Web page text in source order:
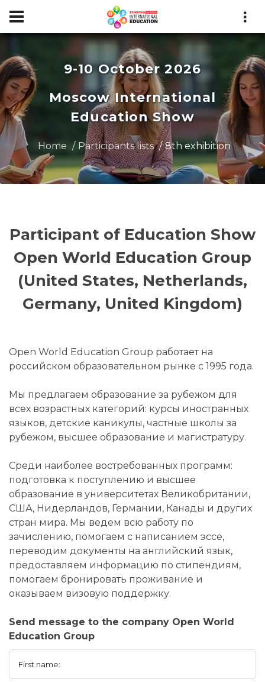
9-10 October 2026
Moscow International
Education Show
Home Participants lists 8th exhibition
Participant of Education Show
Open World Education Group
(United States, Netherlands,
Germany, United Kingdom)
Open World Education Group работает на
российском образовательном рынке с 1995 года.
Мы предлагаем образование за рубежом для
всех возрастных категорий: курсы иностранных
языков, детские каникулы, частные школы за
рубежом, высшее образование и магистратуру.
Среди наиболее востребованных программ:
подготовка к поступлению и высшее
образование в университетах Великобритании,
США, Нидерландов, Германии, Канады и других
стран мира. Мы ведем всю работу по
зачислению, помогаем с написанием эссе,
переводим документы на английский язык,
предоставляем информацию по стипендиям,
помогаем бронировать проживание и
оказываем визовую поддержку.
Send message to the company Open World
Education Group
First name: